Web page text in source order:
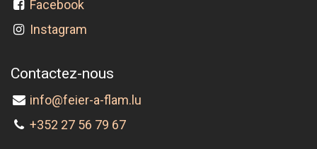
Facebook
Instagram
Contactez-nous
info@feier-a-flam.lu
+352 27 56 79 67